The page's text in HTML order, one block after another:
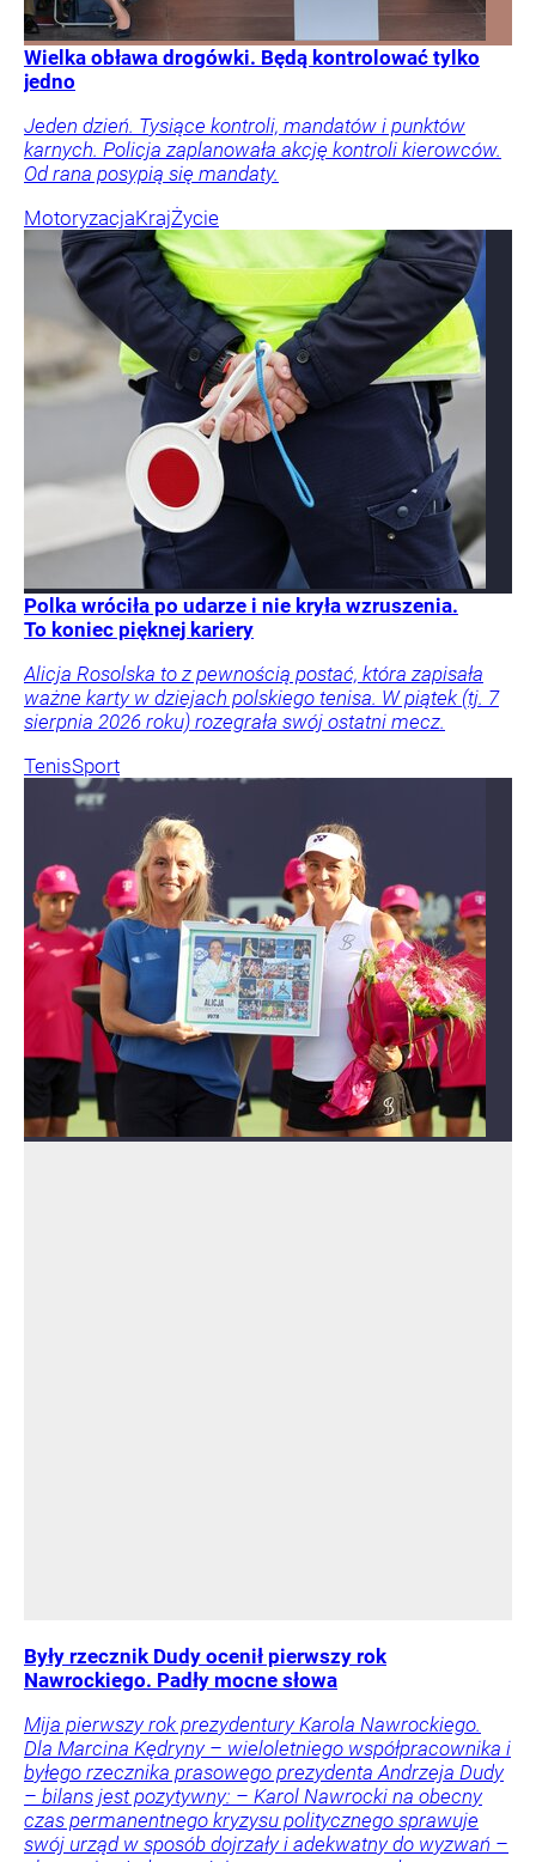
Wielka obława drogówki. Będą kontrolować tylko
jedno
Jeden dzień. Tysiące kontroli, mandatów i punktów
karnych. Policja zaplanowała akcję kontroli kierowców.
Od rana posypią się mandaty.
MotoryzacjaKrajŻycie
Polka wróciła po udarze i nie kryła wzruszenia.
To koniec pięknej kariery
Alicja Rosolska to z pewnością postać, która zapisała
ważne karty w dziejach polskiego tenisa. W piątek (tj. 7
sierpnia 2026 roku) rozegrała swój ostatni mecz.
TenisSport
Były rzecznik Dudy ocenił pierwszy rok
Nawrockiego. Padły mocne słowa
Mija pierwszy rok prezydentury Karola Nawrockiego.
Dla Marcina Kędryny – wieloletniego współpracownika i
byłego rzecznika prasowego prezydenta Andrzeja Dudy
– bilans jest pozytywny: – Karol Nawrocki na obecny
czas permanentnego kryzysu politycznego sprawuje
swój urząd w sposób dojrzały i adekwatny do wyzwań –